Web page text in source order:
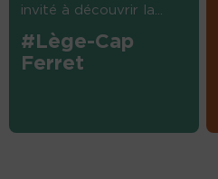
invité à découvrir la...
#Lège-Cap
Ferret